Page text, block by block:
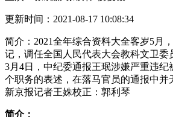
更新时间： 2021-08-17 10:08:34
简介： 2021全年综合资料大全客岁5月
记，调任全国人民代表大会教科文卫委
3月4日，中纪委通报王珉涉嫌严重违
个职务的表述，在落马官员的通报中并
新京报记者王姝校正：郭利琴
简介：